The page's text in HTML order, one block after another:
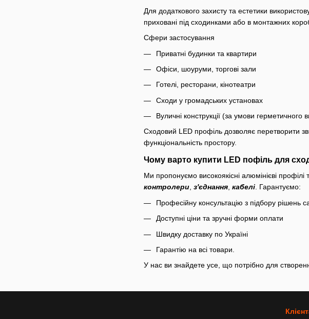
Для додаткового захисту та естетики
приховані під сходинками або в монтажних
Сфери застосування
Приватні будинки та квартири
Офіси, шоуруми, торгові зали
Готелі, ресторани, кінотеатри
Сходи у громадських установах
Вуличні конструкції (за умови герметичного
Сходовий LED профіль дозволяє перетворити
функціональність простору.
Чому варто купити LED пофіль для
Ми пропонуємо високоякісні алюмінієві профілі
контролери, з'єднання, кабелі. Гарантуємо:
Професійну консультацію з підбору рішень
Доступні ціни та зручні форми оплати
Швидку доставку по Україні
Гарантію на всі товари.
У нас ви знайдете усе, що потрібно для